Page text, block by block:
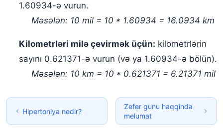
1.60934-ə vurun.
Məsələn: 10 mil = 10 * 1.60934 = 16.0934 km
Kilometrləri milə çevirmək üçün: kilometrlərin
sayını 0.621371-ə vurun (və ya 1.60934-ə bölün).
Məsələn: 10 km = 10 * 0.621371 = 6.21371 mil
Hipertoniya nedir?
Zefer gunu haqqinda
melumat